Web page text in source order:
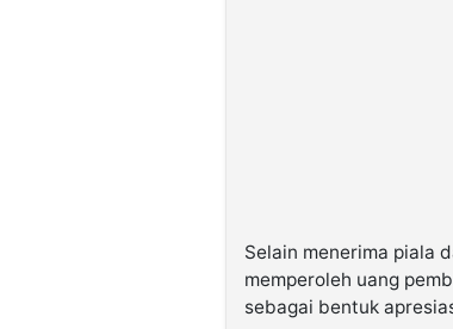
Selain menerima piala
memperoleh uang
sebagai bentuk